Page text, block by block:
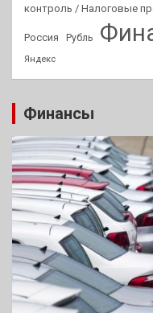
контроль / Налоговые
Россия Рубль
Яндекс
Финансы